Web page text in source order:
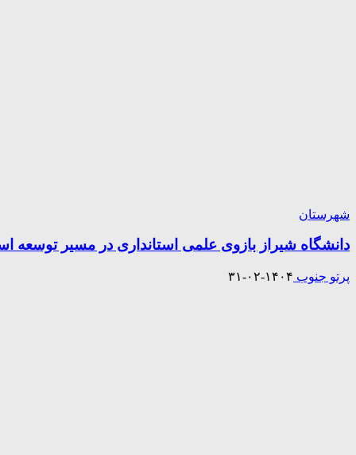
شهرستان
دانشگاه شیراز بازوی علمی استانداری در مسیر توسعه
پرتو جنوب ۱۴۰۴-۰۲-۳۱